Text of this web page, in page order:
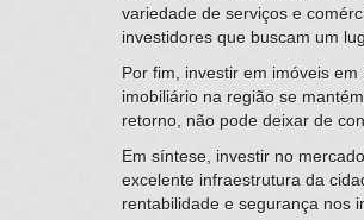
variedade de serviços e
investidores que buscam um
Por fim, investir em imóveis
imobiliário na região se
retorno, não pode deixar de
Em síntese, investir no
excelente infraestrutura da
rentabilidade e segurança nos